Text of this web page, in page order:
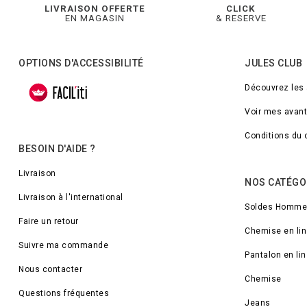
LIVRAISON OFFERTE
EN MAGASIN
CLICK
& RESERVE
OPTIONS D'ACCESSIBILITÉ
BESOIN D'AIDE ?
Livraison
Livraison à l'international
Faire un retour
Suivre ma commande
Nous contacter
Questions fréquentes
JULES CLUB
Découvrez les
Voir mes
Conditions du
NOS
Soldes Homme
Chemise en lin
Pantalon en lin
Chemise
Jeans